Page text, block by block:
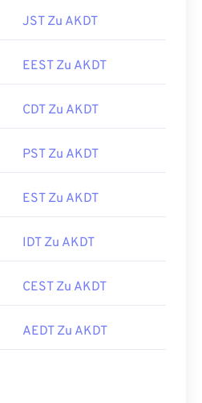
JST Zu AKDT
EEST Zu AKDT
CDT Zu AKDT
PST Zu AKDT
EST Zu AKDT
IDT Zu AKDT
CEST Zu AKDT
AEDT Zu AKDT